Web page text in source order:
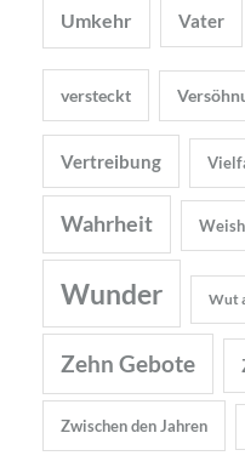
Umkehr Vater
versteckt
Vertreibung
Wahrheit
Wunder Wut
Zehn Gebote
Zwischen den Jahren